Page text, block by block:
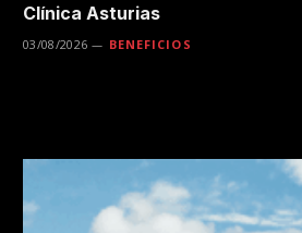
Clínica Asturias
03/08/2026 BENEFICIOS